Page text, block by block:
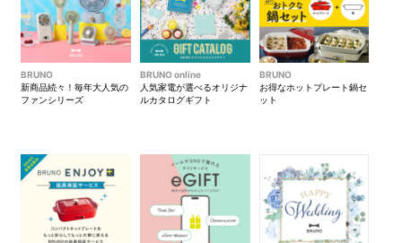
マグ同士でスタッキングが可
能。色違いで揃えたり、ペア
ギフトとしてもおすすめ。
ナチュラルな風合いの紙箱パ
ッケージ入りです。
BRUNO
新商品続々！毎年大人気の
ファンシリーズ
BRUNO online
人気家電が選べるオリジナ
ルカタログギフト
BRUNO
お得なホットプレート鍋セ
ット